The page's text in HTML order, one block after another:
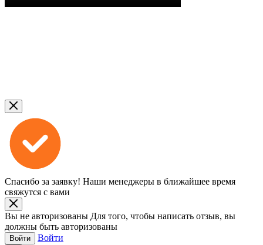
Спасибо за заявку! Наши менеджеры в ближайшее время
свяжутся с вами
Вы не авторизованы Для того, чтобы написать отзыв, вы
должны быть авторизованы
Войти Войти